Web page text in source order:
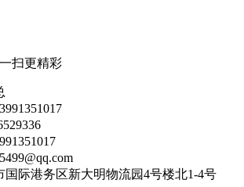
扫更精彩
市国际港务区新大明物流园4号楼北1-4号